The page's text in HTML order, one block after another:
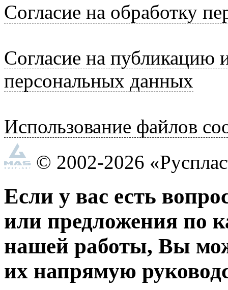
Согласие на обработку
Согласие на публикацию
персональных данных
Использование файлов
© 2002-2026
Если у вас есть
или предложения по
нашей работы, Вы
их напрямую